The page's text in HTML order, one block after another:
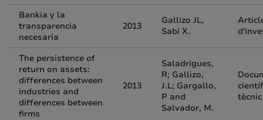
Bankia y la
transparencia
necesaria
2013
Gallizo JL,
Sabi X.
The persistence of
return on assets:
differences between
industries and
differences between
firms
2013
Saladrigues,
R; Gallizo,
J.L; Gargallo,
P and
Salvador, M.
tècnic